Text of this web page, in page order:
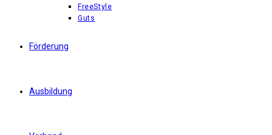
FreeStyle
Guts
Förderung
Ausbildung